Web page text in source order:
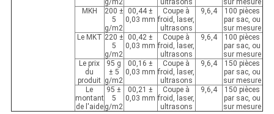
g/m2 ultrasons
sur mesure
MKH
200 ±
5
g/m2
00,44 ±
0,03 mm
Coupe à
froid, laser,
ultrasons
9,6,4
100 pièces
par sac, ou
sur mesure
Le MKT 220 ±
5
g/m2
00,42 ±
0,03 mm
Coupe à
froid, laser,
ultrasons
9,6,4
100 pièces
par sac, ou
sur mesure
Le prix
du
produit
95 g
± 5
g/m2
00,16 ±
0,03 mm
Coupe à
froid, laser,
ultrasons
9,6,4
150 pièces
par sac, ou
sur mesure
Le
montant
de l'aide
95 ±
5
g/m2
00,21 ±
0,03 mm
Coupe à
froid, laser,
ultrasons
9,6,4
150 pièces
par sac, ou
sur mesure